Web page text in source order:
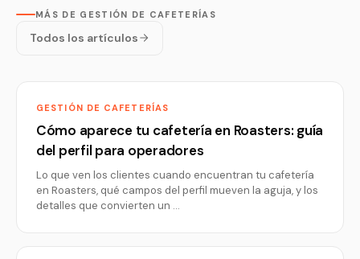
MÁS DE GESTIÓN DE CAFETERÍAS
Todos los artículos
GESTIÓN DE CAFETERÍAS
Cómo aparece tu cafetería en Roasters: guía
del perfil para operadores
Lo que ven los clientes cuando encuentran tu cafetería
en Roasters, qué campos del perfil mueven la aguja, y los
detalles que convierten un …